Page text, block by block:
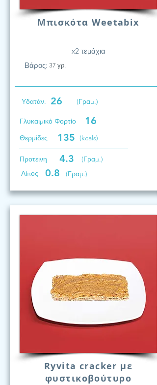
Μπισκότα Weetabix
x2 τεμάχια
Βάρος: 37 γρ.
Υδατάν. 26 (Γραμ.)
Γλυκαιμικό Φορτίο 16
Θερμίδες 135 (kcals)
Προτεινη 4.3
(Γραμ.)
Λίπος
0.8 (Γραμ.)
Ryvita cracker με
φυστικοβούτυρο